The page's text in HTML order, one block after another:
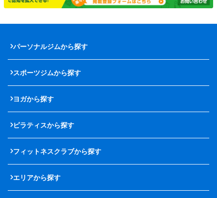
パーソナルジムから探す
スポーツジムから探す
ヨガから探す
ピラティスから探す
フィットネスクラブから探す
エリアから探す